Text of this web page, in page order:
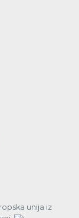
unija iz